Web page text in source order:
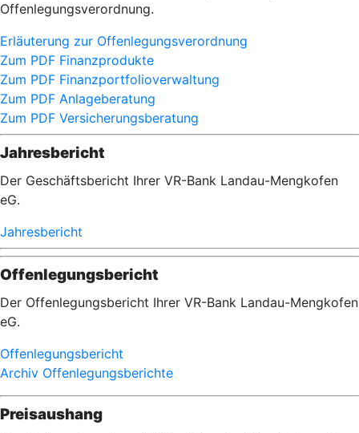
Offenlegungsverordnung.
Erläuterung zur Offenlegungsverordnung
Zum PDF Finanzprodukte
Zum PDF Finanzportfolioverwaltung
Zum PDF Anlageberatung
Zum PDF Versicherungsberatung
Jahresbericht
Der Geschäftsbericht Ihrer VR-Bank Landau-Mengkofen
eG.
Jahresbericht
Offenlegungsbericht
Der Offenlegungsbericht Ihrer VR-Bank Landau-Mengkofen
eG.
Offenlegungsbericht
Archiv Offenlegungsberichte
Preisaushang